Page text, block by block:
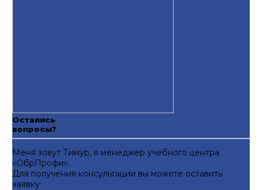
Остались
вопросы?
Меня зовут Тимур, я менеджер учебного центра
«ОбрПрофи».
Для получения консультации вы можете оставить
заявку: